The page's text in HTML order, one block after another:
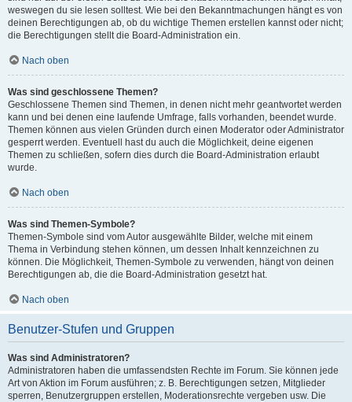
weswegen du sie lesen solltest. Wie bei den Bekanntmachungen hängt es von
deinen Berechtigungen ab, ob du wichtige Themen erstellen kannst oder nicht;
die Berechtigungen stellt die Board-Administration ein.
Nach oben
Was sind geschlossene Themen?
Geschlossene Themen sind Themen, in denen nicht mehr geantwortet werden
kann und bei denen eine laufende Umfrage, falls vorhanden, beendet wurde.
Themen können aus vielen Gründen durch einen Moderator oder Administrator
gesperrt werden. Eventuell hast du auch die Möglichkeit, deine eigenen
Themen zu schließen, sofern dies durch die Board-Administration erlaubt
wurde.
Nach oben
Was sind Themen-Symbole?
Themen-Symbole sind vom Autor ausgewählte Bilder, welche mit einem
Thema in Verbindung stehen können, um dessen Inhalt kennzeichnen zu
können. Die Möglichkeit, Themen-Symbole zu verwenden, hängt von deinen
Berechtigungen ab, die die Board-Administration gesetzt hat.
Nach oben
Benutzer-Stufen und Gruppen
Was sind Administratoren?
Administratoren haben die umfassendsten Rechte im Forum. Sie können jede
Art von Aktion im Forum ausführen; z. B. Berechtigungen setzen, Mitglieder
sperren, Benutzergruppen erstellen, Moderationsrechte vergeben usw. Die